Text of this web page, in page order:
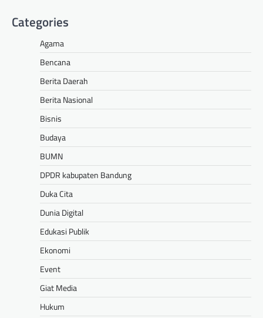
Categories
Agama
Bencana
Berita Daerah
Berita Nasional
Bisnis
Budaya
BUMN
DPDR kabupaten Bandung
Duka Cita
Dunia Digital
Edukasi Publik
Ekonomi
Event
Giat Media
Hukum